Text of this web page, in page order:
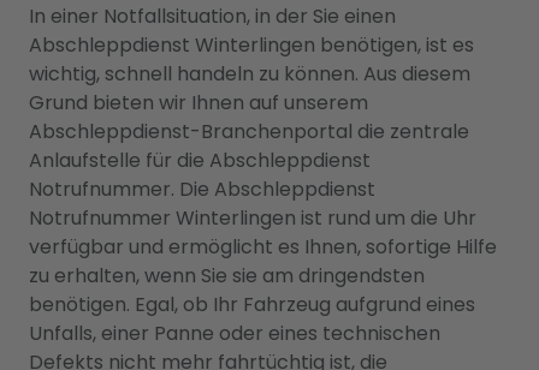
In einer Notfallsituation, in der Sie einen
Abschleppdienst Winterlingen benötigen, ist es
wichtig, schnell handeln zu können. Aus diesem
Grund bieten wir Ihnen auf unserem
Abschleppdienst-Branchenportal die zentrale
Anlaufstelle für die Abschleppdienst
Notrufnummer. Die Abschleppdienst
Notrufnummer Winterlingen ist rund um die Uhr
verfügbar und ermöglicht es Ihnen, sofortige Hilfe
zu erhalten, wenn Sie sie am dringendsten
benötigen. Egal, ob Ihr Fahrzeug aufgrund eines
Unfalls, einer Panne oder eines technischen
Defekts nicht mehr fahrtüchtig ist, die